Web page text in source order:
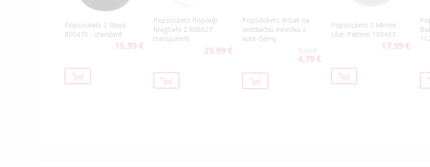
Popsockets 2 Black
800470 - standard
15,99 €
Popsockets PopGrip
MagSafe 2 806827
transparent
29,99 €
PopSockets držiak na
ventilačnú mriežku v
aute čierny
7,99 €
Special
4,79 €
Popsockets 2 Minnie
Lilac Pattern 100433
17,99 €